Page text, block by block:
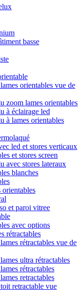
basse
orientables vue de
zoom lames orientables
à éclairage led
à lames orientables
led et stores verticaux
et stores screen
avec stores lateraux
blanches
orientables
et paroi vitree
avec options
rétractables
rétractables vue de
ultra rétractables
rétractables
retractables
retractable vue